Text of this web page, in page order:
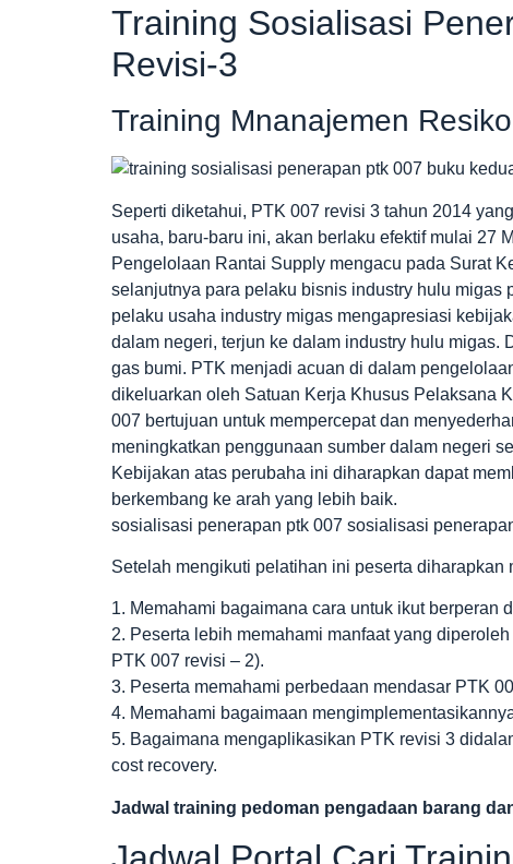
Training Sosialisasi
Revisi-3
Training Mnanajemen Resiko
Seperti diketahui, PTK 007 revisi 3 tahun 2014
usaha, baru-baru ini, akan berlaku efektif mulai 27
Pengelolaan Rantai Supply mengacu pada Surat
selanjutnya para pelaku bisnis industry hulu migas
pelaku usaha industry migas mengapresiasi
dalam negeri, terjun ke dalam industry hulu migas.
gas bumi. PTK menjadi acuan di dalam
dikeluarkan oleh Satuan Kerja Khusus Pelaksana
007 bertujuan untuk mempercepat dan
meningkatkan penggunaan sumber dalam negeri
Kebijakan atas perubaha ini diharapkan dapat
berkembang ke arah yang lebih baik.
sosialisasi penerapan ptk 007 sosialisasi
Setelah mengikuti pelatihan ini peserta diharapkan
1. Memahami bagaimana cara untuk ikut berperan
2. Peserta lebih memahami manfaat yang
PTK 007 revisi – 2).
3. Peserta memahami perbedaan mendasar PTK
4. Memahami bagaimaan
5. Bagaimana mengaplikasikan PTK revisi 3
cost recovery.
Jadwal training pedoman pengadaan barang